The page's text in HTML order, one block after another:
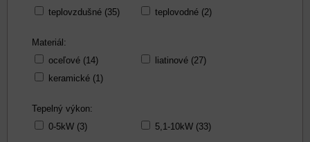
teplovzdušné (35)
teplovodné (2)
Materiál:
oceľové (14)
liatinové (27)
keramické (1)
Tepelný výkon:
0-5kW (3)
5,1-10kW (33)